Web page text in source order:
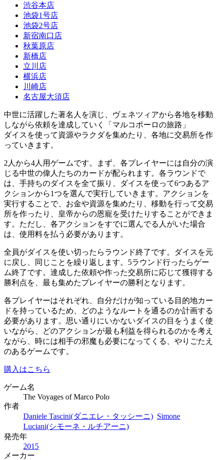
渋谷本店
池袋1号店
池袋2号店
新宿南口店
秋葉原店
新橋店
立川店
横浜店
川崎店
名古屋大須店
中世に活躍した著名人を演じ、ヴェネツィアから各地を移動
しながら依頼を達成していく「マルコポーロの旅路」
ダイスを使って資源やラクダを集めたり、各地に交易所を作
っていきます。
2人から4人用ゲームです。まず、各プレイヤーには自分の演
じる中世の偉人たちのカードが配られます。各ラウンドで
は、手持ちのダイスを全て振り、ダイスを使って6つあるア
クションから1つを選んで実行していきます。アクションを
実行することで、お金や資源を集めたり、移動を行って交易
所を作ったり、皇帝からの恩寵を受けたりすることができま
す。ただし、各アクションをすでに選んでる人がいた場合
は、使用料を払う必要があります。
全員がダイスを使い切ったらラウンド終了です。ダイスを元
に戻し、同じことを繰り返します。5ラウンド行ったらゲー
ム終了です。達成した依頼や作った交易所に応じて獲得する
勝利点を、最も集めたプレイヤーの勝利となります。
各プレイヤーはそれぞれ、自分だけが知っている目的地カー
ドを持っているため、どのようなルートを通るのか計画する
必要があります。思い通りにいかないダイスの目をうまく使
いながら、どのアクションが最も利益を得られるのかを考え
ながら、時には相手の邪魔も必要になってくる、やりごたえ
のあるゲームです。
購入はこちら
ゲーム名
The Voyages of Marco Polo
作者
Daniele Tascini(ダニエレ・タッシーニ) Simone
Luciani(シモーネ・ルチアーニ)
発売年
2015
メーカー